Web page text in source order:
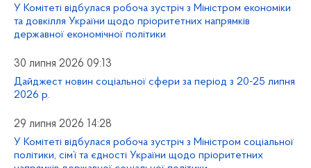
У Комітеті відбулася робоча зустріч з Міністром економіки
та довкілля України щодо пріоритетних напрямків
державної економічної політики
30 липня 2026 09:13
Дайджест новин соціальної сфери за період з 20-25 липня
2026 р.
29 липня 2026 14:28
У Комітеті відбулася робоча зустріч з Міністром соціальної
політики, сім’ї та єдності України щодо пріоритетних